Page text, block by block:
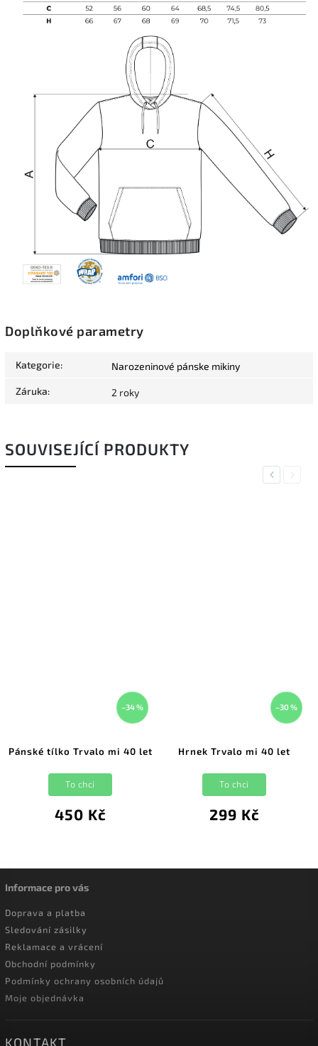
Doplňkové parametry
Kategorie: Narozeninové pánske mikiny
Záruka: 2 roky
SOUVISEJÍCÍ PRODUKTY
Previous
–34 %
Pánské tílko Trvalo mi 40 let
450 Kč
To chci
–30 %
Hrnek Trvalo mi 40 let
299 Kč
To chci
Next
Informace pro vás
Doprava a platba
Sledování zásilky
Reklamace a vrácení
Obchodní podmínky
Podmínky ochrany osobních údajů
Moje objednávka
KONTAKT